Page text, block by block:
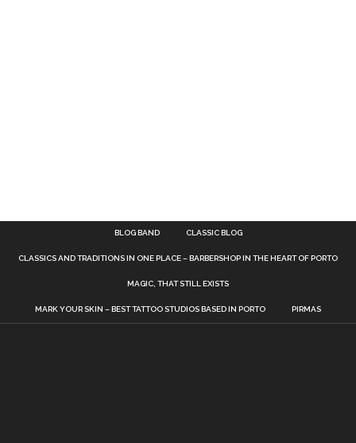
BLOG BAND CLASSIC BLOG
CLASSICS AND TRADITIONS IN ONE PLACE – BARBERSHOP IN THE HEART OF PORTO
MAGIC, THAT STILL EXISTS
MARK YOUR SKIN – BEST TATTOO STUDIOS BASED IN PORTO PIRMAS